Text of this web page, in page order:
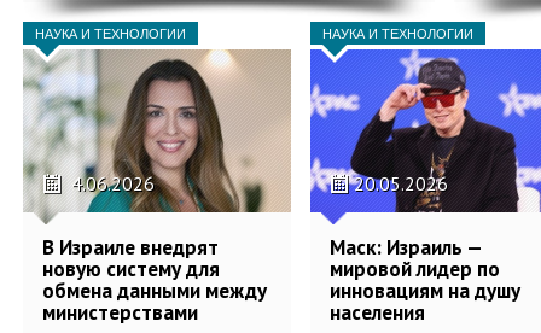
НАУКА И ТЕХНОЛОГИИ
4.06.2026
В Израиле внедрят
новую систему для
обмена данными между
министерствами
НАУКА И ТЕХНОЛОГИИ
20.05.2026
Маск: Израиль —
мировой лидер по
инновациям на душу
населения